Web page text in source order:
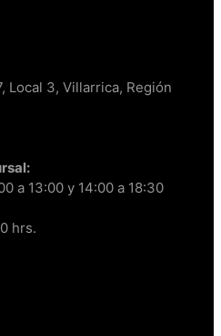
Local 3, Villarrica, Región
a 13:00 y 14:00 a 18:30
hrs.